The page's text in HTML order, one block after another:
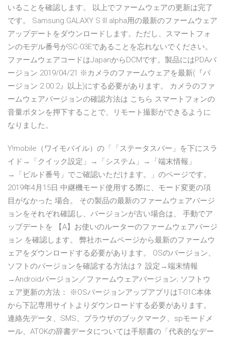
いることを確認します。 以上でファームウェアの更新は完了
です。 Samsung GALAXY S III alpha用の最新のファームウェア
アップデートをダウンロードします。ただし、スマートフォ
ンのモデル番号がSC-03Eであることを忘れないでください。
ファームウェアコードはJapanからDCMです。製品にはPDAバ
ージョン 2019/04/21 ※カメラのファームウェアを最新(『バ
ージョン 2.00.2』以上)にする必要があります。 カメラのファ
ームウェアバージョンの確認方法は こちら スマートフォンの
音量ボタンを押下することで、リモート撮影ができるように
なりました。
Y!mobile（ワイモバイル）の「「ステータスバー」を下にスラ
イド→「クイック設定」→「システム」→「端末情報」
→「ビルド番号」でご確認いただけます。」のページです。
2019年4月15日 中継機モード使用する際に、モード変更の項
目がなかった 場合。 その製品の最新のファームウェアバージ
ョンをそれぞれ確認し、バージョンが古い場合は、 手動でア
ップデートを 【A】お使いのルーターのファームウェアバージ
ョン を確認します。 弊社ホームページから最新のファームウ
ェアをダウンロードする必要があります。 OSのバージョン、
ソフトのバージョンを確認する方法は？ 設定→端末情報
→Androidバージョン／ファームウェアバージョン; ソフトウ
ェア更新の方法： ※OSバージョンアップアプリはT-01C本体
から下記専用サイトよりダウンロードする必要があります。
連絡先データ、SMS、ブラウザのブックマーク、spモードメ
ール、ATOKの辞書データについては手順書の「代表的なデー